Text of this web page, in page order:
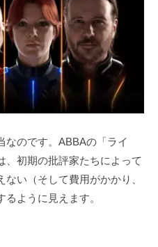
なのです。ABBAの「ライ
、初期の批評家たちによって
い（そして費用がかかり、
ように見えます。